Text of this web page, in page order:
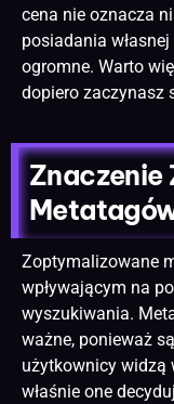
cena nie oznacza
posiadania
ogromne. Warto
dopiero zaczynasz
Zoptymalizowane
wpływającym na
wyszukiwania.
ważne, ponieważ
użytkownicy widzą
właśnie one